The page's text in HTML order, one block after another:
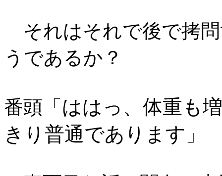
それはそれで後で拷
うであるか？
番頭「 ははっ、体重も
きり普通であります 」